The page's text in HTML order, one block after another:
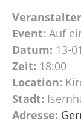
Event: Auf
Datum: 13-
Zeit: 18:00
Location:
Stadt:
Adresse: